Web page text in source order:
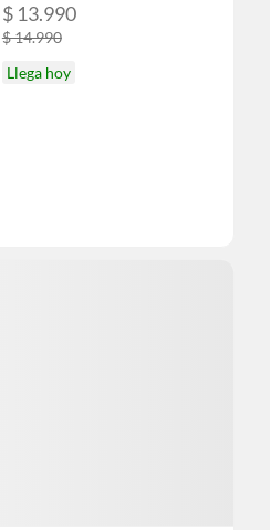
$ 13.990
$ 14.990
Llega hoy